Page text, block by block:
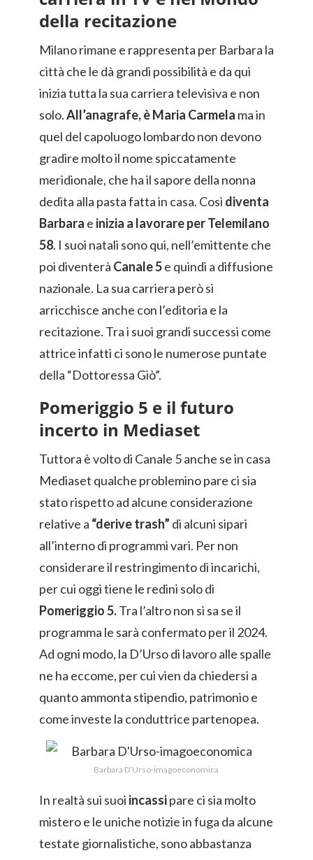
della recitazione
Milano rimane e rappresenta per Barbara la
città che le dà grandi possibilità e da qui
inizia tutta la sua carriera televisiva e non
solo.All’anagrafe, è Maria Carmela ma in
quel del capoluogo lombardo non devono
gradire molto il nome spiccatamente
meridionale, che ha il sapore della nonna
dedita alla pasta fatta in casa. Così diventa
Barbara e inizia a lavorare per Telemilano
58. I suoi natali sono qui, nell’emittente che
poi diventerà Canale 5e quindi a diffusione
nazionale. La sua carriera però si
arricchisce anche con l’editoria e la
recitazione. Tra i suoi grandi successi come
attrice infatti ci sono le numerose puntate
della “Dottoressa Giò”.
Pomeriggio 5 e il futuro
incerto in Mediaset
Tuttora è volto di Canale 5 anche se in casa
Mediaset qualche problemino pare ci sia
stato rispetto ad alcune considerazione
relative a “derive trash” di alcuni sipari
all’interno di programmi vari. Per non
considerare il restringimento di incarichi,
per cui oggi tiene le redini solo di
Pomeriggio 5.Tra l’altro non si sa se il
programma le sarà confermato per il 2024.
Ad ogni modo, la D’Urso di lavoro alle spalle
ne ha eccome, per cui vien da chiedersi a
quanto ammonta stipendio, patrimonio e
come investe la conduttrice partenopea.
Barbara D’Urso-imagoeconomica
In realtà sui suoi incassipare ci sia molto
mistero e le uniche notizie in fuga da alcune
testate giornalistiche, sono abbastanza